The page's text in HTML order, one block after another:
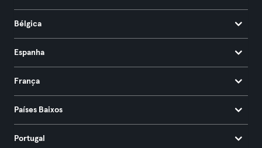
Bélgica
Espanha
França
Países Baixos
Portugal